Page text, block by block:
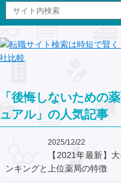
「後悔しないための
ュアル」の人気記事
2025/12/22
【2021年最新】
ンキングと上位薬局の特徴